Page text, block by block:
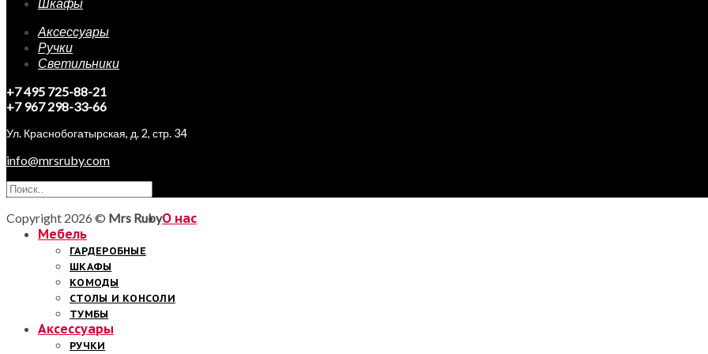
Аксессуары
Ручки
Светильники
+7 495 725-88-21
+7 967 298-33-66
Ул. Краснобогатырская, д. 2, стр. 34
info@mrsruby.com
Copyright 2026 © Mrs RubyО нас
Мебель
ГАРДЕРОБНЫЕ
ШКАФЫ
КОМОДЫ
СТОЛЫ И КОНСОЛИ
ТУМБЫ
Аксессуары
РУЧКИ